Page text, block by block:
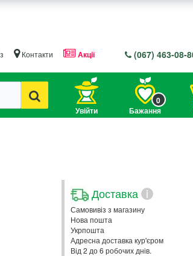
Контакти Акції (067) 463-08-
Увійти Бажання
0
Доставка i
Самовивіз з магазину
Нова пошта
Укрпошта
Адресна доставка кур'єром
Від 2 до 6 робочих днів.